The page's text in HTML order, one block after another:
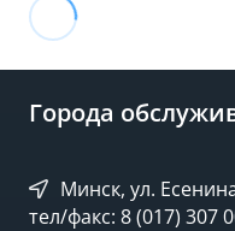
Города
Минск, ул.
тел/факс: 8 (017) 307